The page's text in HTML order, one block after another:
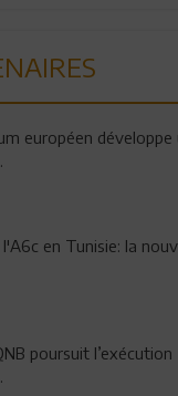
européen développe
l'A6c en Tunisie: la
poursuit l’exécution